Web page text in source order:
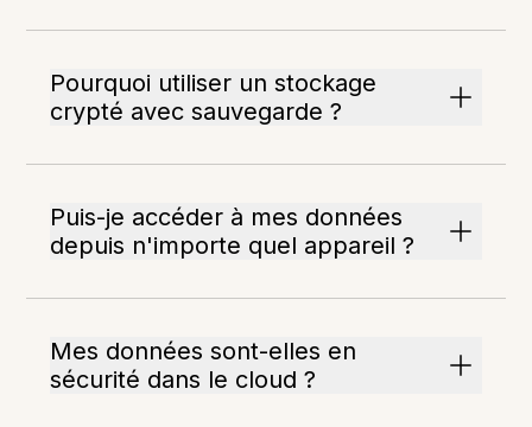
Pourquoi utiliser un stockage
crypté avec sauvegarde ?
Puis-je accéder à mes données
depuis n'importe quel appareil ?
Mes données sont-elles en
sécurité dans le cloud ?